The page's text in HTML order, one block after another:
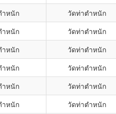
ำหนัก วัดท่าตำหนัก
ำหนัก วัดท่าตำหนัก
ำหนัก วัดท่าตำหนัก
ำหนัก วัดท่าตำหนัก
ำหนัก วัดท่าตำหนัก
ำหนัก วัดท่าตำหนัก